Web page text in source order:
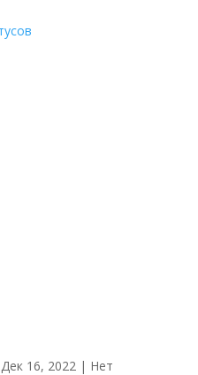
Дек 16, 2022| Нет